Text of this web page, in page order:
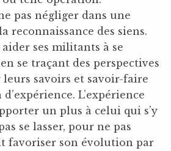
pas négliger dans une
reconnaissance des siens.
ses militants à se
se traçant des perspectives
savoirs et savoir-faire
L’expérience
un plus à celui qui s’y
se lasser, pour ne pas
favoriser son évolution par